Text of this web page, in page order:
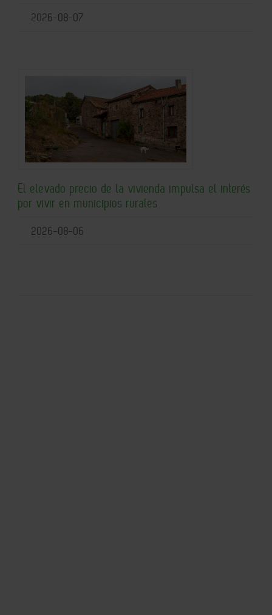
2026-08-07
El elevado precio de la vivienda impulsa el interés
por vivir en municipios rurales
2026-08-06